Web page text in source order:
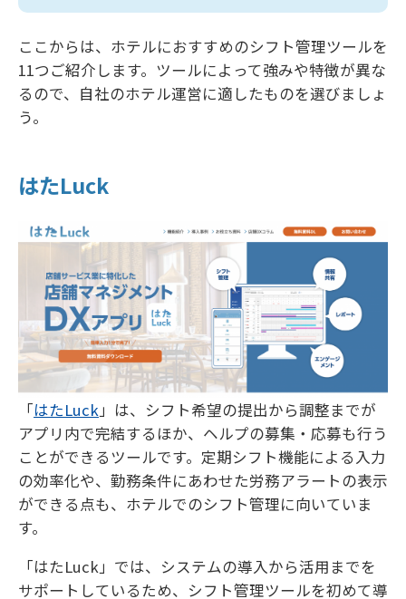
ここからは、ホテルにおすすめのシフト管理ツールを
11つご紹介します。ツールによって強みや特徴が異な
るので、自社のホテル運営に適したものを選びましょ
う。
はたLuck
「はたLuck」は、シフト希望の提出から調整までが
アプリ内で完結するほか、ヘルプの募集・応募も行う
ことができるツールです。定期シフト機能による入力
の効率化や、勤務条件にあわせた労務アラートの表示
ができる点も、ホテルでのシフト管理に向いていま
す。
「はたLuck」では、システムの導入から活用までを
サポートしているため、シフト管理ツールを初めて導